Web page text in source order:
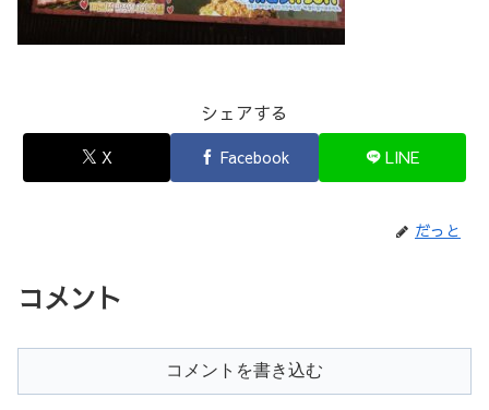
シェアする
X Facebook LINE
だっと
コメント
コメントを書き込む